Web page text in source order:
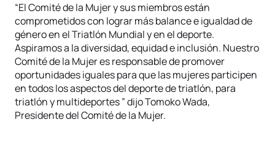
“El Comité de la Mujer y sus miembros están
comprometidos con lograr más balance e igualdad de
género en el Triatlón Mundial y en el deporte.
Aspiramos a la diversidad, equidad e inclusión. Nuestro
Comité de la Mujer es responsable de promover
oportunidades iguales para que las mujeres participen
en todos los aspectos del deporte de triatlón, para
triatlón y multideportes ” dijo Tomoko Wada,
Presidente del Comité de la Mujer.